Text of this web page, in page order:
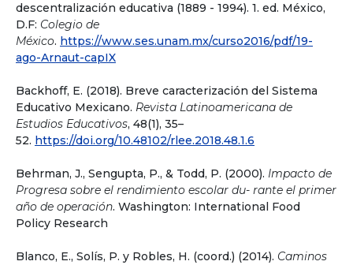
descentralización educativa (1889 - 1994). 1. ed. México,
D.F: Colegio de
México. https://www.ses.unam.mx/curso2016/pdf/19-
ago-Arnaut-capIX
Backhoff, E. (2018). Breve caracterización del Sistema
Educativo Mexicano. Revista Latinoamericana de
Estudios Educativos, 48(1), 35–
52. https://doi.org/10.48102/rlee.2018.48.1.6
Behrman, J., Sengupta, P., & Todd, P. (2000). Impacto de
Progresa sobre el rendimiento escolar du- rante el primer
año de operación. Washington: International Food
Policy Research
Blanco, E., Solís, P. y Robles, H. (coord.) (2014). Caminos